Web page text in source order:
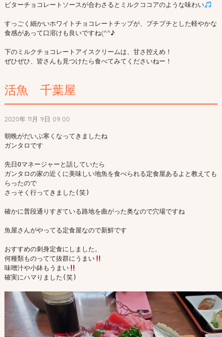
ビターチョコレートソースが合わさるとミルクココアのような味わい
すっごく細かいホワイトチョコレートチップが、プチプチとした軽やかな
食感があって口溶けも良いですね(^^♪
下のミルクチョコレートアイスクリームは、甘さ控えめ！
ぜひぜひ、皆さんも見つけたら食べてみてくださいねー！
活魚 千葉屋
2020年 11月 9日 09:00
朝晩がだいぶ寒くなってきましたね
ガンタロです
先日Oマネージャーと話していたら
ガンタロの家の近くに美味しい地魚を食べられる定食屋あるよと教えても
らったので
さっそく行ってきました(笑)
確かに普段通りすぎている路地を曲がった奥なので穴場ですね
魚屋さんがやってる定食屋なので新鮮です
おすすめの刺身定食にしました。
何種類ものってて抜群にうまい
味噌汁や小鉢もうまい
確実にハマりました(笑)